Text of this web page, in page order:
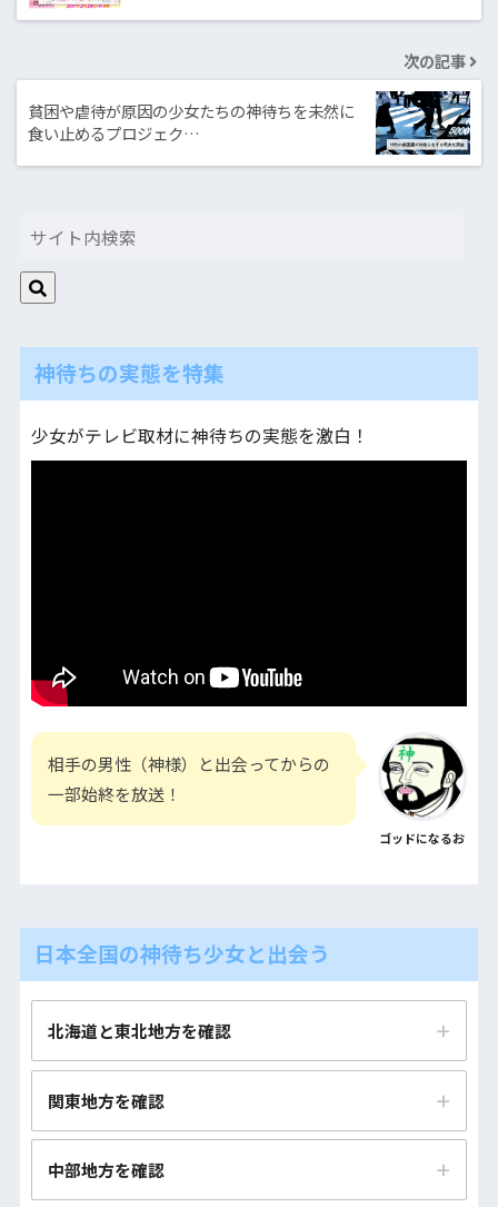
次の記事
貧困や虐待が原因の少女たちの神待ちを未然に
食い止めるプロジェク…
神待ちの実態を特集
少女がテレビ取材に神待ちの実態を激白！
相手の男性（神様）と出会ってからの
一部始終を放送！
ゴッドになるお
日本全国の神待ち少女と出会う
北海道と東北地方を確認
神待ち掲示板まとめ
青森市・八戸市の神待ち少女とすぐに会える神待ち掲示
関東地方を確認
茨城（水戸市・つくば市）の神待ち少女とすぐに会える
中部地方を確認